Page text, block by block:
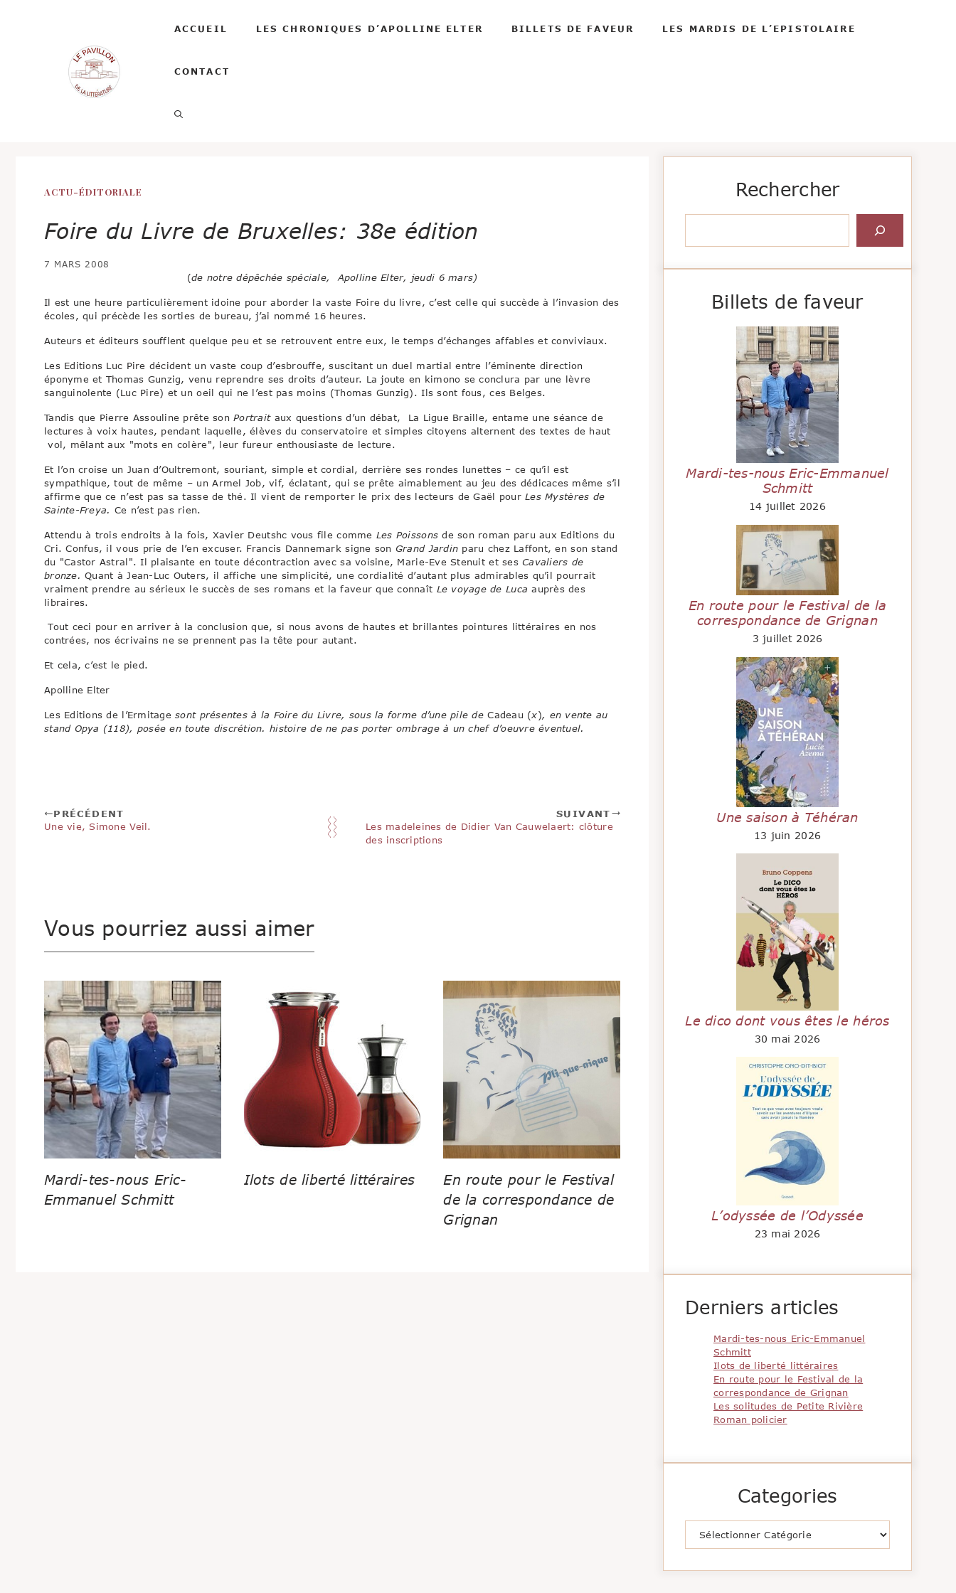
ACCUEIL LES CHRONIQUES D’APOLLINE ELTER BILLETS DE FAVEUR LES MARDIS DE L’EPISTOLAIRE
CONTACT
ACTU-ÉDITORIALE
Foire du Livre de Bruxelles: 38e édition
7 MARS 2008
(de notre dépêchée spéciale, Apolline Elter, jeudi 6 mars)
Il est une heure particulièrement idoine pour aborder la vaste Foire du livre, c’est celle qui succède à l’invasion des
écoles, qui précède les sorties de bureau, j’ai nommé 16 heures.
Auteurs et éditeurs soufflent quelque peu et se retrouvent entre eux, le temps d’échanges affables et conviviaux.
Les Editions Luc Pire décident un vaste coup d’esbrouffe, suscitant un duel martial entre l’éminente direction
éponyme et Thomas Gunzig, venu reprendre ses droits d’auteur. La joute en kimono se conclura par une lèvre
sanguinolente (Luc Pire) et un oeil qui ne l’est pas moins (Thomas Gunzig). Ils sont fous, ces Belges.
Tandis que Pierre Assouline prête son Portraitaux questions d’un débat, La Ligue Braille, entame une séance de
lectures à voix hautes, pendant laquelle, élèves du conservatoire et simples citoyens alternent des textes de haut
vol, mêlant aux "mots en colère", leur fureur enthousiaste de lecture.
Et l’on croise un Juan d’Oultremont, souriant, simple et cordial, derrière ses rondes lunettes – ce qu’il est
sympathique, tout de même – un Armel Job, vif, éclatant, qui se prête aimablement au jeu des dédicaces même s’il
affirme que ce n’est pas sa tasse de thé. Il vient de remporter le prix des lecteurs de Gaël pourLes Mystères de
Sainte-Freya. Ce n’est pas rien.
Attendu à trois endroits à la fois, Xavier Deutshc vous file comme Les Poissons de son roman paru aux Editions du
Cri. Confus, il vous prie de l’en excuser. Francis Dannemark signe son Grand Jardin paru chez Laffont, en son stand
du "Castor Astral". Il plaisante en toute décontraction avec sa voisine, Marie-Eve Stenuit et sesCavaliers de
bronze. Quant à Jean-Luc Outers, il affiche une simplicité, une cordialité d’autant plus admirables qu’il pourrait
vraiment prendre au sérieux le succès de ses romans et la faveur que connaît Le voyage de Lucaauprès des
libraires.
Tout ceci pour en arriver à la conclusion que, si nous avons de hautes et brillantes pointures littéraires en nos
contrées, nos écrivains ne se prennent pas la tête pour autant.
Et cela, c’est le pied.
Apolline Elter
Les Editions de l’Ermitage sont présentes à la Foire du Livre, sous la forme d’une pile deCadeau (x), en vente au
stand Opya (118), posée en toute discrétion. histoire de ne pas porter ombrage à un chef d’oeuvre éventuel.
PRÉCÉDENT
Une vie, Simone Veil.
SUIVANT
Les madeleines de Didier Van Cauwelaert: clôture
des inscriptions
Vous pourriez aussi aimer
Mardi-tes-nous Eric-
Emmanuel Schmitt
Ilots de liberté littéraires
En route pour le Festival
de la correspondance de
Grignan
Rechercher
Billets de faveur
Mardi-tes-nous Eric-Emmanuel
Schmitt
14 juillet 2026
En route pour le Festival de la
correspondance de Grignan
3 juillet 2026
Une saison à Téhéran
13 juin 2026
Le dico dont vous êtes le héros
30 mai 2026
L’odyssée de l’Odyssée
23 mai 2026
Derniers articles
Mardi-tes-nous Eric-Emmanuel
Schmitt
Ilots de liberté littéraires
En route pour le Festival de la
correspondance de Grignan
Les solitudes de Petite Rivière
Roman policier
Categories